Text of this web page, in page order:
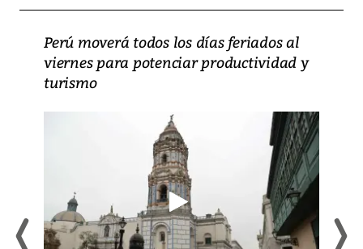
Perú moverá todos los días feriados al
viernes para potenciar productividad y
turismo